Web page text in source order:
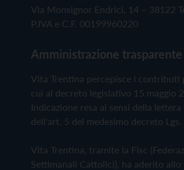
Via Monsignor Endrici, 14 – 38122
P.IVA e C.F. 00199960220
Amministrazione trasparente
Vita Trentina percepisce i
cui al decreto legislativo 15 maggio
Indicazione resa ai sensi della
dell'art. 5 del medesimo decreto Lgs.
Vita Trentina, tramite la Fisc
Settimanali Cattolici), ha aderito